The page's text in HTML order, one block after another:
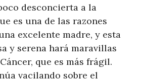
desconcierta a la
es una de las razones
excelente madre, y esta
y serena hará maravillas
que es más frágil.
vacilando sobre el